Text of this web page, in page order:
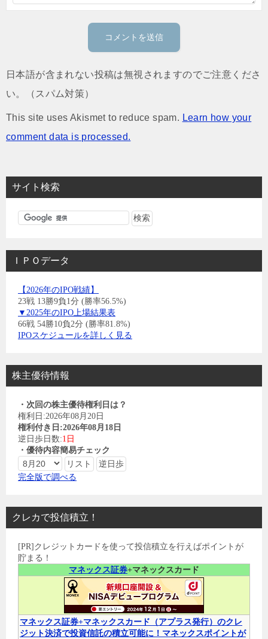
日本語が含まれない投稿は無視されますのでご注意くださ
い。（スパム対策）
This site uses Akismet to reduce spam. Learn how your
comment data is processed.
サイト検索
ＩＰＯデータ
【2026年のIPO戦績】
23戦 13勝9負1分 (勝率56.5%)
▼2025年のIPO上場結果表
66戦 54勝10負2分 (勝率81.8%)
IPOスケジュールを詳しく見る
株主優待情報
・次回の株主優待権利日は？
権利日:2026年08月20日
権利付き日:2026年08月18日
逆日歩日数:1日
・優待内容簡易チェック
完全版で調べる
クレカで投信積立！
[PR]クレジットカードを使って投信積立を行えばポイントが
貯まる！
マネックス証券+マネックスカード
マネックス証券+マネックスカード（アプラス発行）のクレ
ジット決済で投資信託の積立可能に！マネックスポイントが